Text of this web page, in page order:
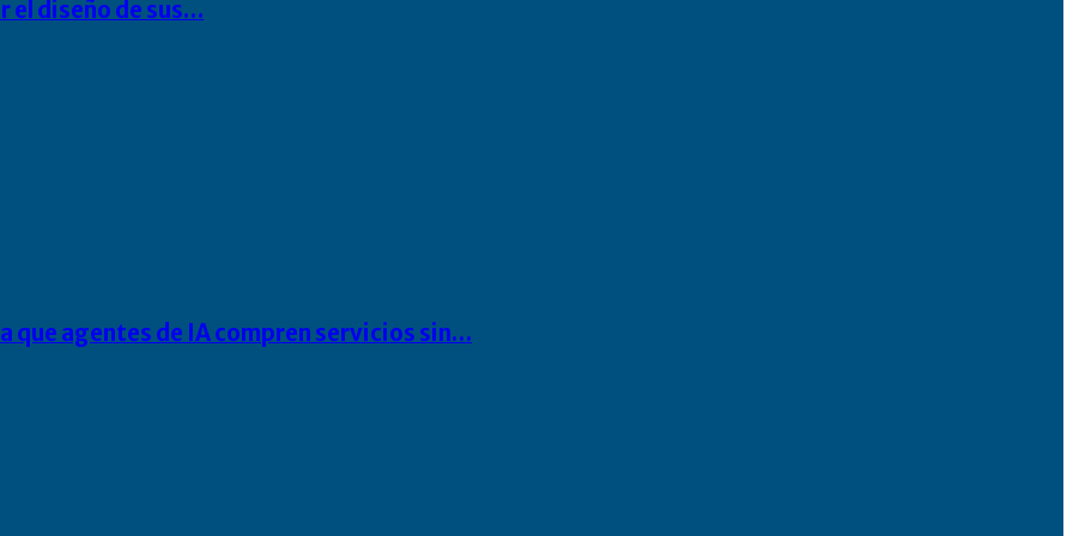
el diseño de sus…
agentes de IA compren servicios sin…